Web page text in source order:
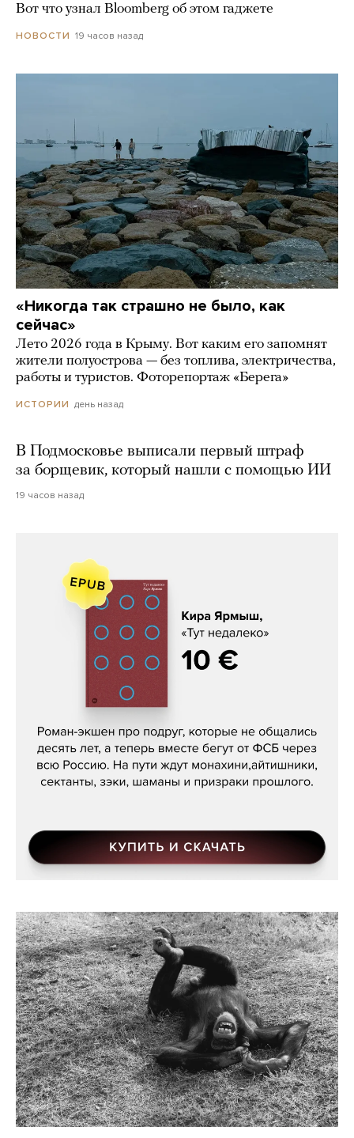
Вот что узнал Bloomberg об этом гаджете
НОВОСТИ 19 часов назад
«Никогда так страшно не было, как
сейчас»
Лето 2026 года в Крыму. Вот каким его запомнят
жители полуострова — без топлива, электричества,
работы и туристов. Фоторепортаж «Берега»
ИСТОРИИ день назад
В Подмосковье выписали первый штраф
за борщевик, который нашли с помощью ИИ
19 часов назад
Кира Ярмыш, «Тут недалеко»